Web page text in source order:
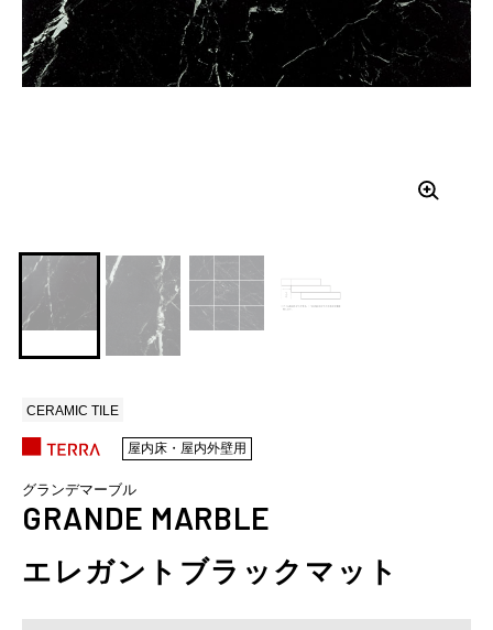
CERAMIC TILE
屋内床・屋内外壁用
グランデマーブル
GRANDE MARBLE
エレガントブラックマット